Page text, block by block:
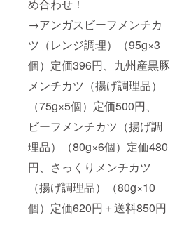
め合わせ！
→アンガスビーフメンチカ
ツ（レンジ調理）（95g×3
個）定価396円、九州産黒豚
メンチカツ（揚げ調理品）
（75g×5個）定価500円、
ビーフメンチカツ（揚げ調
理品）（80g×6個）定価480
円、さっくりメンチカツ
（揚げ調理品）（80g×10
個）定価620円＋送料850円